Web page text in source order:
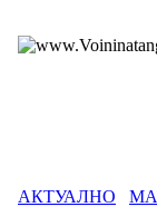
АКТУАЛНО